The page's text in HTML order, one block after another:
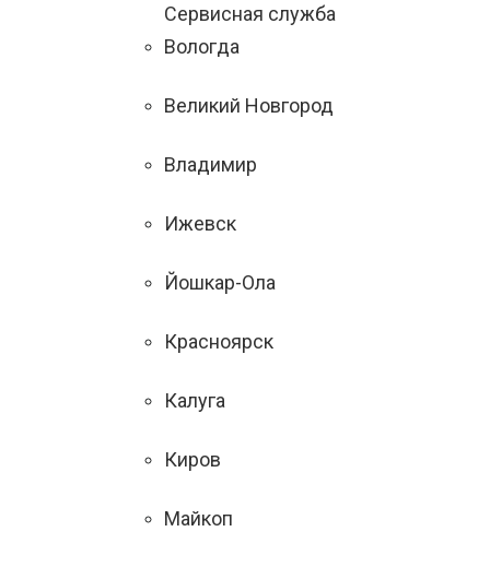
Сервисная служба
Вологда
Великий Новгород
Владимир
Ижевск
Йошкар-Ола
Красноярск
Калуга
Киров
Майкоп